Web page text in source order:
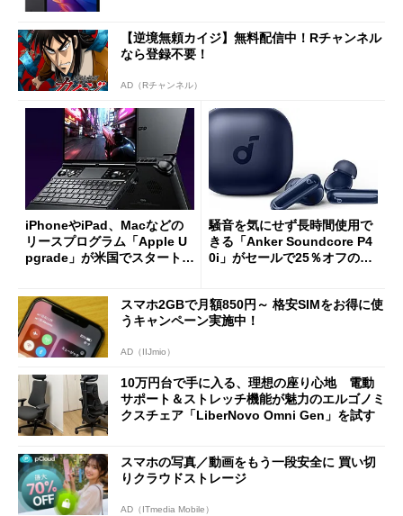
【逆境無頼カイジ】無料配信中！Rチャンネル
なら登録不要！
AD（Rチャンネル）
iPhoneやiPad、Macなどの
リースプログラム「Apple U
pgrade」が米国でスタート／
ut」が明...
騒音を気にせず長時間使用で
きる「Anker Soundcore P4
0i」がセールで25％オフの59
スマホ2GBで月額850円～ 格安SIMをお得に使
うキャンペーン実施中！
AD（IIJmio）
10万円台で手に入る、理想の座り心地 電動
サポート＆ストレッチ機能が魅力のエルゴノミ
クスチェア「LiberNovo Omni Gen」を試す
スマホの写真／動画をもう一段安全に 買い切
りクラウドストレージ
AD（ITmedia Mobile）